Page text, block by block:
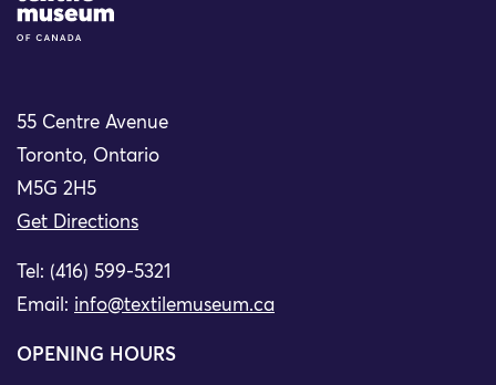
55 Centre Avenue
Toronto, Ontario
M5G 2H5
Get Directions
Tel: (416) 599-5321
Email: info@textilemuseum.ca
OPENING HOURS